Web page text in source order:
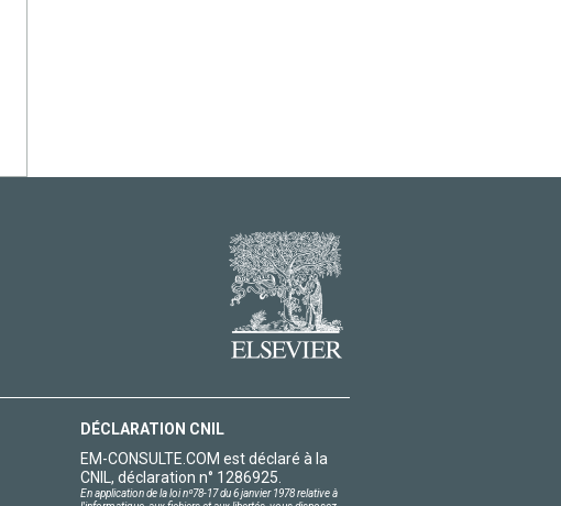
DÉCLARATION CNIL
EM-CONSULTE.COM est déclaré à la
CNIL, déclaration n° 1286925.
En application de la loi nº78-17 du 6 janvier 1978 relative à